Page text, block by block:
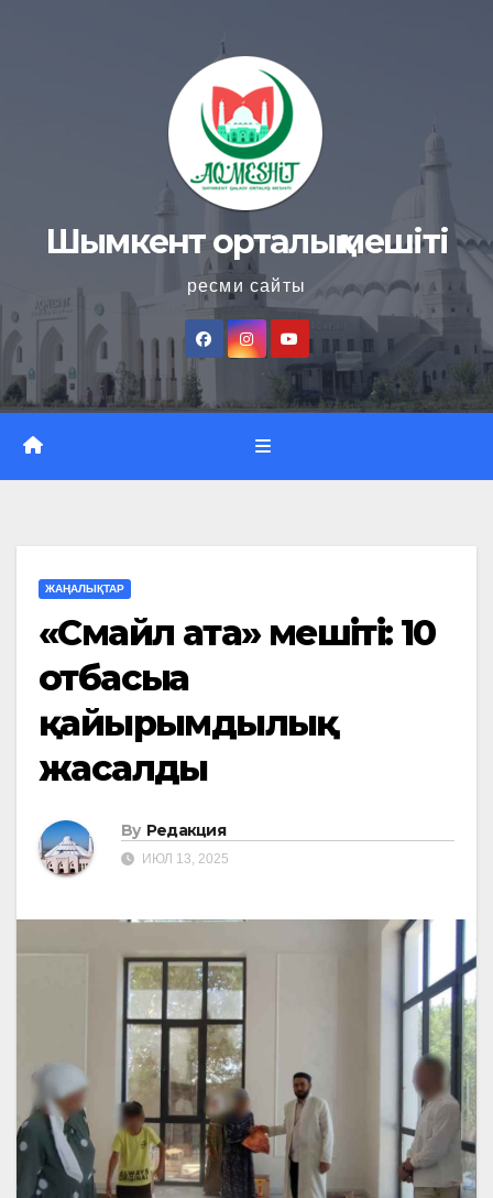
Шымкент орталық мешіті
ресми сайты
ЖАҢАЛЫҚТАР
«Смайл ата» мешіті: 10
отбасыға
қайырымдылық
жасалды
By Редакция
ИЮЛ 13, 2025